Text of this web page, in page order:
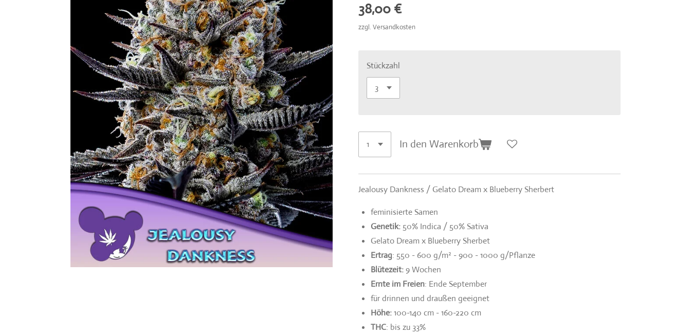
38,00 €
zzgl. Versandkosten
Stückzahl
In den Warenkorb
Jealousy Dankness / Gelato Dream x Blueberry Sherbert
feminisierte Samen
Genetik: 50% Indica / 50% Sativa
Gelato Dream x Blueberry Sherbet
Ertrag: 550 - 600 g/m² - 900 - 1000 g/Pflanze
Blütezeit:9 Wochen
Ernte im Freien: Ende September
für drinnen und draußen geeignet
Höhe:100-140 cm - 160-220 cm
THC: bis zu 33%